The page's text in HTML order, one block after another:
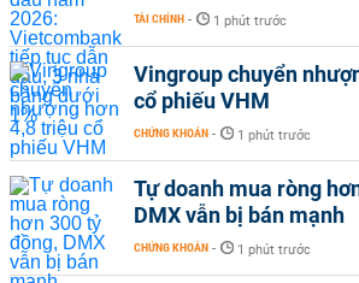
TÀI CHÍNH - 1 phút trước
Vingroup chuyển
cổ phiếu VHM
CHỨNG KHOÁN - 1 phút trước
Tự doanh mua ròng
DMX vẫn bị bán mạnh
CHỨNG KHOÁN - 1 phút trước